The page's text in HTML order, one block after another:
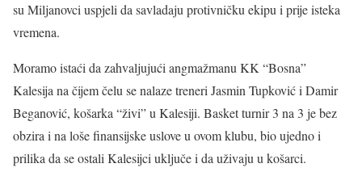
su Miljanovci uspjeli da savladaju protivničku ekipu i prije isteka
vremena.
Moramo istaći da zahvaljujući angmažmanu KK “Bosna”
Kalesija na čijem čelu se nalaze treneri Jasmin Tupković i Damir
Beganović, košarka “živi” u Kalesiji. Basket turnir 3 na 3 je bez
obzira i na loše finansijske uslove u ovom klubu, bio ujedno i
prilika da se ostali Kalesijci uključe i da uživaju u košarci.